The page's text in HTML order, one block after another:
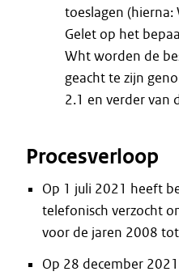
toeslagen
Gelet op het
Wht worden de
geacht te zijn
2.1 en verder van
Procesverloop
Op 1 juli 2021 heeft
telefonisch verzocht
voor de jaren 2008
Op 28 december